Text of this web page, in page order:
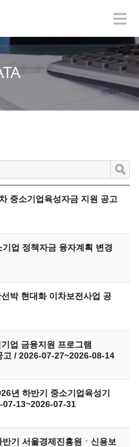
중소기업육성자금 지원 공고
업 정책자금 융자계획 변경
박 현대화 이차보전사업 공
업 금융지원 프로그램
/ 2026-07-27~2026-08-14
년 하반기 중소기업육성기
07-13~2026-07-31
기 서울경제진흥원ㆍ신용보